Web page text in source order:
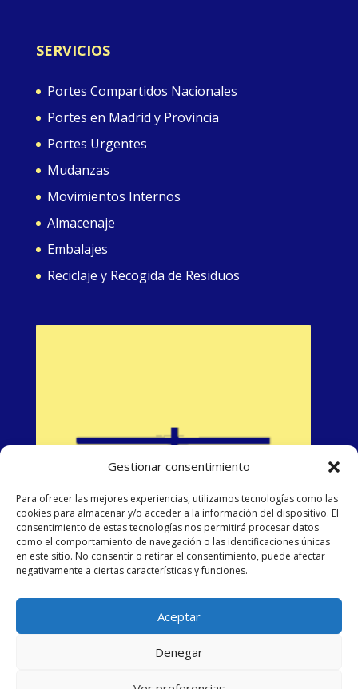
Gestionar consentimiento
Para ofrecer las mejores experiencias, utilizamos tecnologías como las
cookies para almacenar y/o acceder a la información del dispositivo. El
consentimiento de estas tecnologías nos permitirá procesar datos
como el comportamiento de navegación o las identificaciones únicas
en este sitio. No consentir o retirar el consentimiento, puede afectar
negativamente a ciertas características y funciones.
Aceptar
Denegar
SERVICIOS
Portes Compartidos Nacionales
Portes en Madrid y Provincia
Portes Urgentes
Mudanzas
Movimientos Internos
Almacenaje
Embalajes
Reciclaje y Recogida de Residuos